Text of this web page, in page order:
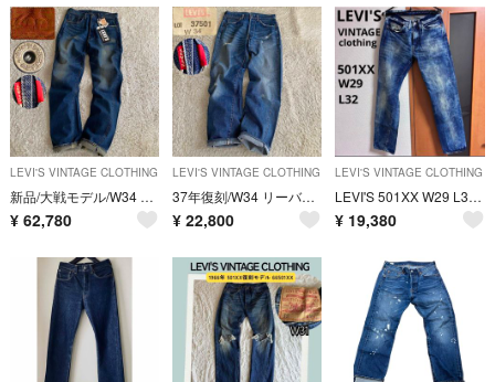
LEVI'S VINTAGE CLOTHING
新品/大戦モデル/W34 リーバイス S501XX 片面ビッグE 赤耳 月桂樹
¥ 62,780
LEVI'S VINTAGE CLOTHING
37年復刻/W34 リーバイス 501XX 片面ビッグE 赤耳 尾錠 鬼ヒゲ
¥ 22,800
LEVI'S VINTAGE CLOTHING
LEVI'S 501XX W29 L32 VINTAGE clothing
¥ 19,380